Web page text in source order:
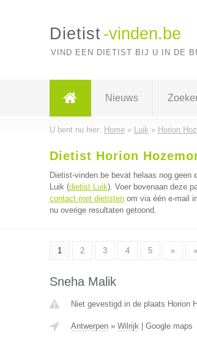
Dietist -vinden.be
VIND EEN DIETIST BIJ U IN DE
Nieuws
U bent nu hier: Home» Luik » Horion
Dietist Horion
Dietist-vinden.be bevat helaas nog geen
Luik (dietist Luik). Voer bovenaan deze
contact met dietistenom via één e-mail
nu overige resultaten getoond.
1 2 3 4 5 »
Sneha Malik
Niet gevestigd in de plaats Horion
Antwerpen» Wilrijk| Google maps